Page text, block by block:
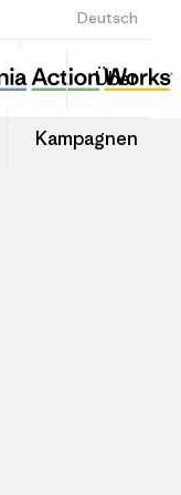
Deutsch
Anmelden
Über
Kampagnen